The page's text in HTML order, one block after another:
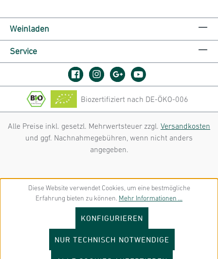
Weinladen
Service
Biozertifiziert nach DE-ÖKO-006
Alle Preise inkl. gesetzl. Mehrwertsteuer zzgl. Versandkosten
und ggf. Nachnahmegebühren, wenn nicht anders
angegeben.
Diese Website verwendet Cookies, um eine bestmögliche
Erfahrung bieten zu können. Mehr Informationen ...
NUR TECHNISCH NOTWENDIGE
KONFIGURIEREN